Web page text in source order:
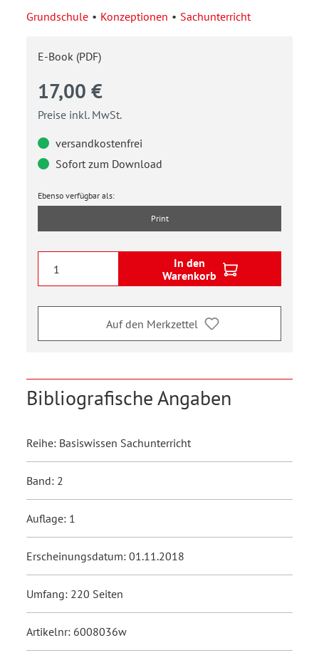
Grundschule Konzeptionen Sachunterricht
E-Book (PDF)
17,00 €
Preise inkl. MwSt.
versandkostenfrei
Sofort zum Download
Ebenso verfügbar als:
Print
In den
Warenkorb
Auf den Merkzettel
Bibliografische Angaben
Reihe: Basiswissen Sachunterricht
Band: 2
Auflage: 1
Erscheinungsdatum: 01.11.2018
Umfang: 220 Seiten
Artikelnr: 6008036w